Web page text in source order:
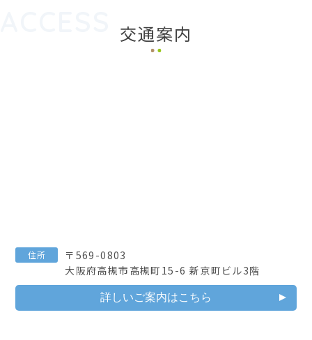
交通案内
住所
〒569-0803
大阪府高槻市高槻町15-6 新京町ビル3階
詳しいご案内はこちら